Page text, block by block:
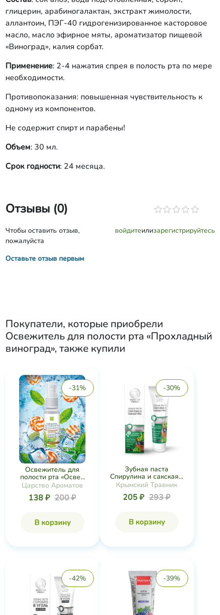
глицерин, арабиногалактан, экстракт жимолости,
аллантоин, ПЭГ-40 гидрогенизированное касторовое
масло, масло эфирное мяты, ароматизатор пищевой
«Виноград», калия сорбат.
Применение: 2-4 нажатия спрея в полость рта по мере
необходимости.
Противопоказания: повышенная чувствительность к
одному из компонентов.
Не содержит спирт и парабены!
Объем: 30 мл.
Срок годности: 24 месяца.
Отзывы (0)
Чтобы оставить отзыв,
пожалуйста
войдитеилизарегистрируйтесь
Оставьте отзыв первым
Покупатели, которые приобрели
Освежитель для полости рта «Прохладный
виноград», также купили
-31%
Освежитель для
полости рта «Осве...
Царство Ароматов
138 ₽ 200 ₽
В корзину
-30%
Зубная паста
Спирулина и сакская...
Крымский Травник
205 ₽ 293 ₽
В корзину
-42% -39%